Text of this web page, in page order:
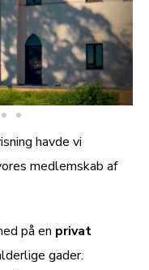
havde vi
medlemskab af
på en privat
gader.